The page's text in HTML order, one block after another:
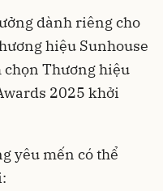
dành riêng cho
hiệu Sunhouse
chọn Thương hiệu
2025 khởi
yêu mến có thể